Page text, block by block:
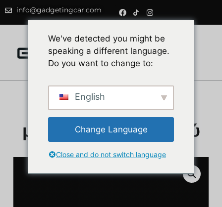
info@gadgetingcar.com
Φορτιστής
μοτοσικλέτας διπλού
USB
We've detected you might be
speaking a different language.
Do you want to change to:
English
Change Language
Close and do not switch language